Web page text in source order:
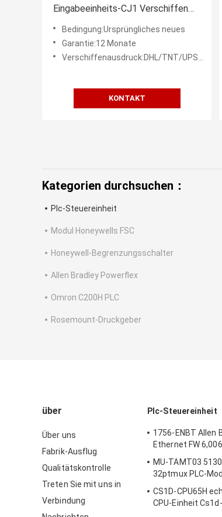
Eingabeeinheits-CJ1 Verschiffen
Einheits-der Prüfer-DC24V TNT
Bedingung:Ursprüngliches neues
Garantie:12 Monate
Verschiffenausdruck:DHL/TNT/UPS/FEDEX etc.
KONTAKT
Kategorien durchsuchen：
Plc-Steuereinheit
Modul Honeywells FSC
Honeywell-Begrenzungsschalter
Allen Bradley Powerflex
Omron C200H PLC
Rosemount-Druckgeber
über
Über uns
Fabrik-Ausflug
Qualitätskontrolle
Treten Sie mit uns in
Verbindung
Plc-Steuereinheit
1756-ENBT Allen
Ethernet FW
MU-TAMT03
32ptmux PLC-
CS1D-CPU65H
CPU-Einheit